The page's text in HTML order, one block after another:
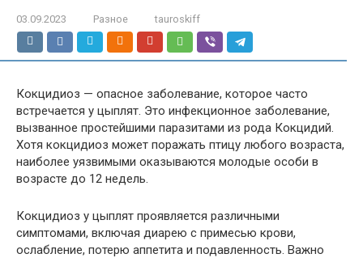
03.09.2023 Разное tauroskiff
Кокцидиоз — опасное заболевание, которое часто
встречается у цыплят. Это инфекционное заболевание,
вызванное простейшими паразитами из рода Кокцидий.
Хотя кокцидиоз может поражать птицу любого возраста,
наиболее уязвимыми оказываются молодые особи в
возрасте до 12 недель.
Кокцидиоз у цыплят проявляется различными
симптомами, включая диарею с примесью крови,
ослабление, потерю аппетита и подавленность. Важно